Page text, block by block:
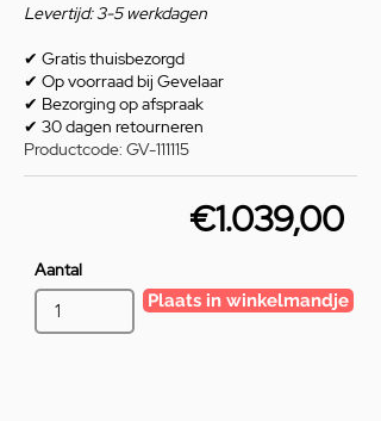
Levertijd: 3-5 werkdagen
✔ Gratis thuisbezorgd
✔ Op voorraad bij Gevelaar
✔ Bezorging op afspraak
✔ 30 dagen retourneren
Productcode: GV-111115
€1.039,00
Aantal
Plaats in winkelmandje